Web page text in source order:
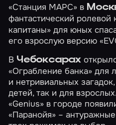
«Станция МАРС» в
фантастический ролевой
капитаны» для юных
его взрослую версию
В Чебоксарах
«Ограбление банка» для
и нетривиальных
детей, так и для
«Genius» в городе
«Паранойя» –